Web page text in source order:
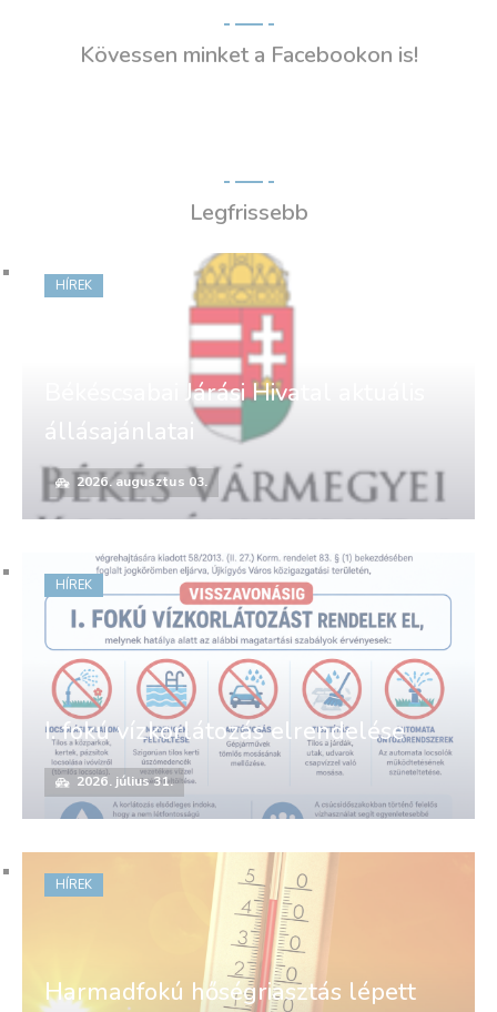
Kövessen minket a Facebookon is!
Legfrissebb
Békéscsabai Járási Hivatal aktuális
állásajánlatai
2026. augusztus 03.
HÍREK
I. fokú vízkorlátozás elrendelése
2026. július 31.
HÍREK
Harmadfokú hőségriasztás lépett
HÍREK